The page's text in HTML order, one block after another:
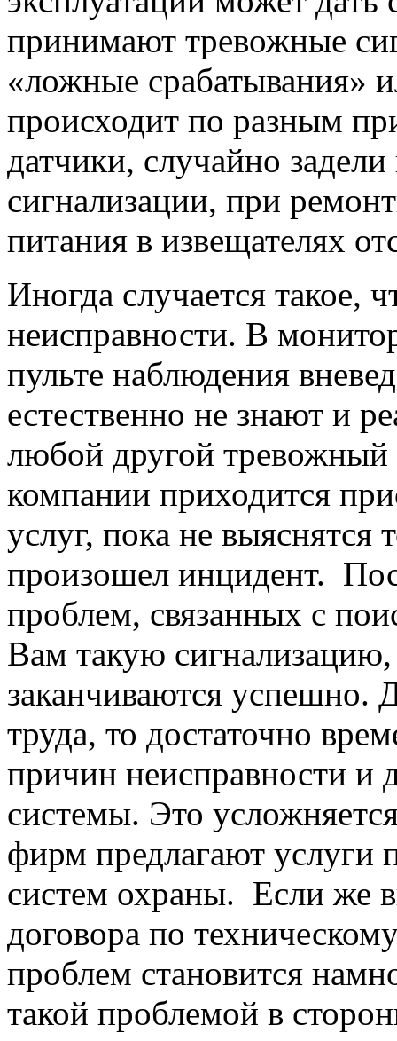
принимают тревожные
«ложные срабатывания»
происходит по разным
датчики, случайно
сигнализации, при
питания в извещателях
Иногда случается такое,
неисправности. В
пульте наблюдения
естественно не знают и
любой другой тревожный
компании приходится
услуг, пока не
произошел инцидент.
проблем, связанных с
Вам такую сигнализацию,
заканчиваются
труда, то достаточно
причин неисправности и
системы. Это
фирм предлагают
систем охраны. Если же
договора по
проблем становится
такой проблемой в